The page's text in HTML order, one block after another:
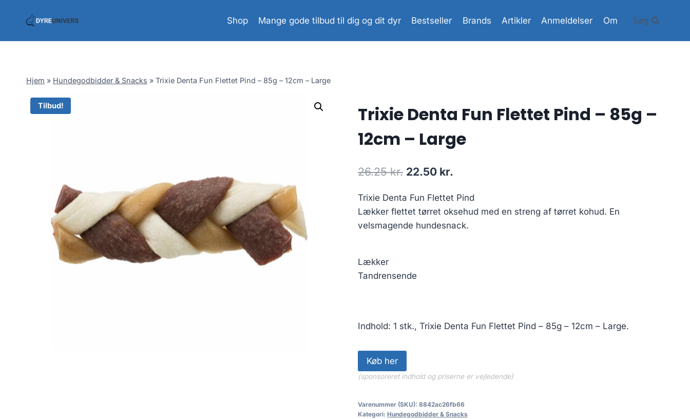
Shop Mange gode tilbud til dig og dit dyr Bestseller Brands Artikler Anmeldelser Om Søg
Hjem » Hundegodbidder & Snacks » Trixie Denta Fun Flettet Pind – 85g – 12cm – Large
Tilbud!
Trixie Denta Fun Flettet Pind – 85g –
12cm – Large
26.25kr. Den
pris
var:
22.50 kr.
pris
er:
Trixie Denta Fun Flettet Pind
Lækker flettet tørret oksehud med en streng af tørret kohud. En
velsmagende hundesnack.
Lækker
Tandrensende
Indhold: 1 stk., Trixie Denta Fun Flettet Pind – 85g – 12cm – Large.
Køb her
(sponsoreret indhold og priserne er vejledende)
Varenummer (SKU): 8842ac26fb66
Kategori: Hundegodbidder & Snacks